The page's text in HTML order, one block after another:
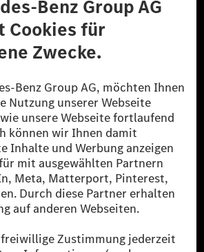
AG. Alle Rechte vorbehalten.
bei der Mercedes-Benz Group durch
kompensiert werden.
ist ein integraler Bestandteil von MB.CHARGE
Kanada und China. Sofern an der jeweiligen
aus erneuerbaren Energien vorliegt,
Grünstromzertifikate*. Diese stellen
über MB.CHARGE Public eine äquivalente
Energien ins Stromnetz eingespeist wird.
aus Wind- und Solarkraftanlagen, die jünger
wurden nach dem vorgeschriebenen
harmonised Light vehicles Test